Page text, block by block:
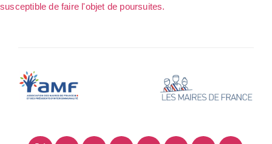
susceptible de faire l'objet de poursuites.